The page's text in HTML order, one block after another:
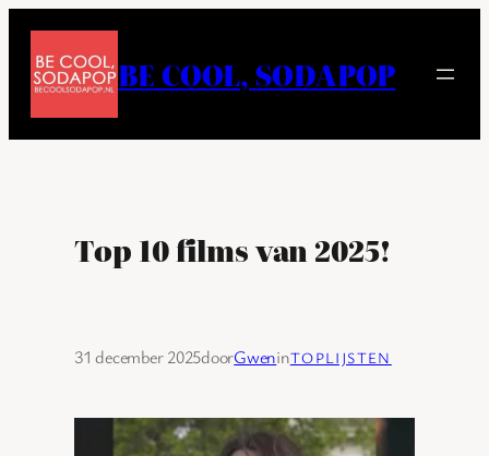
naar
inhoud
BE COOL, SODAPOP
Top 10 films van 2025!
31 december 2025doorGweninTOPLIJSTEN